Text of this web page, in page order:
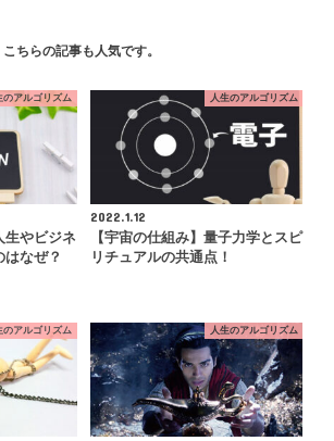
こちらの記事も人気です。
のアルゴリズム
生やビジネ
はなぜ？
人生のアルゴリズム
2022.1.12
【宇宙の仕組み】量子力学とスピ
リチュアルの共通点！
のアルゴリズム 人生のアルゴリズム